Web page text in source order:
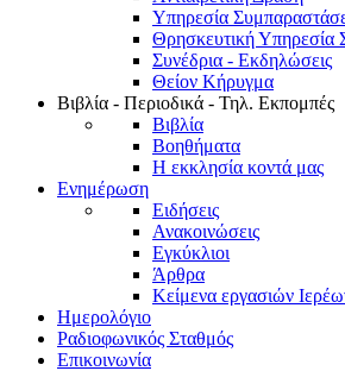
Υπηρεσία
Θρησκευτική Υπηρεσία
Συνέδρια - Εκδηλώσεις
Θείον Κήρυγμα
Βιβλία - Περιοδικά - Τηλ. Εκπομπές
Βιβλία
Βοηθήματα
Η εκκλησία κοντά μας
Ενημέρωση
Ειδήσεις
Ανακοινώσεις
Εγκύκλιοι
Άρθρα
Κείμενα εργασιών
Ημερολόγιο
Ραδιοφωνικός Σταθμός
Επικοινωνία